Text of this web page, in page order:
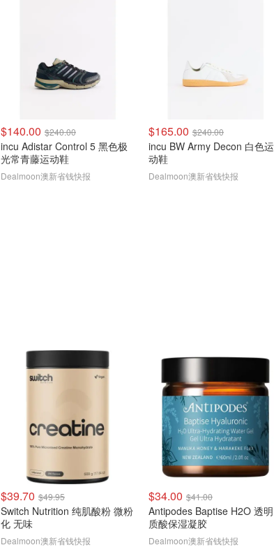
$140.00 $240.00
incu Adistar Control 5 黑色极
光常青藤运动鞋
Dealmoon澳新省钱快报
$165.00 $240.00
incu BW Army Decon 白色运
动鞋
Dealmoon澳新省钱快报
$39.70 $49.95
Switch Nutrition 纯肌酸粉 微粉
化 无味
Dealmoon澳新省钱快报
$34.00 $41.00
Antipodes Baptise H2O 透明
质酸保湿凝胶
Dealmoon澳新省钱快报